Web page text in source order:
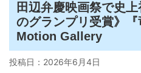
田辺弁慶映画祭で史
のグランプリ受賞》
Motion Gallery
投稿日： 2026年6月4日